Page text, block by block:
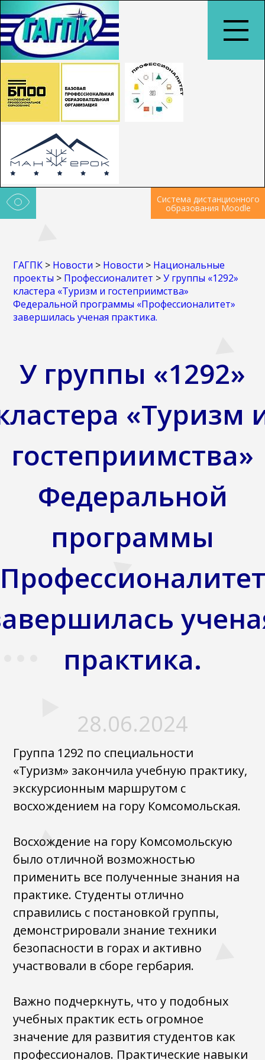
Система дистанционного
образования Moodle
ГАГПК > Новости > Новости > Национальные
проекты > Профессионалитет >У группы «1292»
кластера «Туризм и гостеприимства»
Федеральной программы «Профессионалитет»
завершилась ученая практика.
У группы «1292»
«Туризм
гостеприимства»
Федеральной
программы
практика.
28.06.2024
Группа 1292 по специальности
«Туризм» закончила учебную практику,
экскурсионным маршрутом с
восхождением на гору Комсомольская.
Восхождение на гору Комсомольскую
было отличной возможностью
применить все полученные знания на
практике. Студенты отлично
справились с постановкой группы,
демонстрировали знание техники
безопасности в горах и активно
участвовали в сборе гербария.
Важно подчеркнуть, что у подобных
учебных практик есть огромное
значение для развития студентов как
профессионалов. Практические навыки